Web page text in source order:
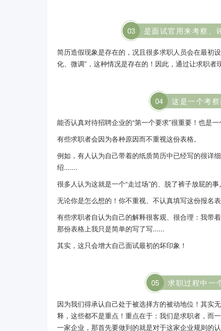
03 是面试官用来考察、
简历造假现象是存在的，况且很多求职人员会在最初
化、微调”，这种情况是存在的！因此，通过让求职者
04 这是一个考
能否认真对待招聘企业的“第一个要求”很重要！也是一
有些求职者会因为各种原因而不重视这份表格。
例如，有人认为自己带着的纸质简历中已经写的很详
绍.......
很多人认为这就是一个“走过场”的、脱了裤子放屁的事
无论你是怎么想的！你不重视、不认真填写这份报名
有些求职者自认为自己的解释很客观、很合理：我带
那份表格上我只是简单的写了写......
其实，这只会增大自己面试最初的坏印象！
05 求职过程中一
因为我们得承认自己处于被选择方的被动地位！其实
释，这些都不是重点！重点在于：我们是求职者，而
一家企业，那首先要做到的就是对于这家企业规则的认